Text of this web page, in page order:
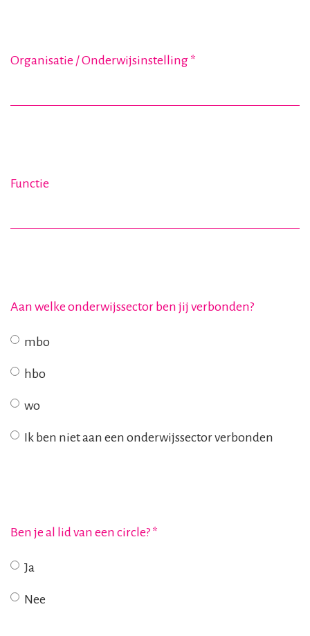
Organisatie / Onderwijsinstelling *
Functie
Aan welke onderwijssector ben jij verbonden?
mbo
hbo
wo
Ik ben niet aan een onderwijssector verbonden
Ben je al lid van een circle?*
Ja
Nee